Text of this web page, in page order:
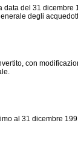
del 31
degli
con
al 31 dicembre